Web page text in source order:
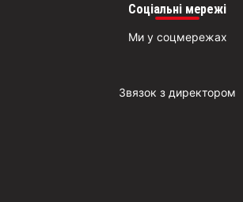
Соціальні мережі
Ми у соцмережах
Звязок з директором